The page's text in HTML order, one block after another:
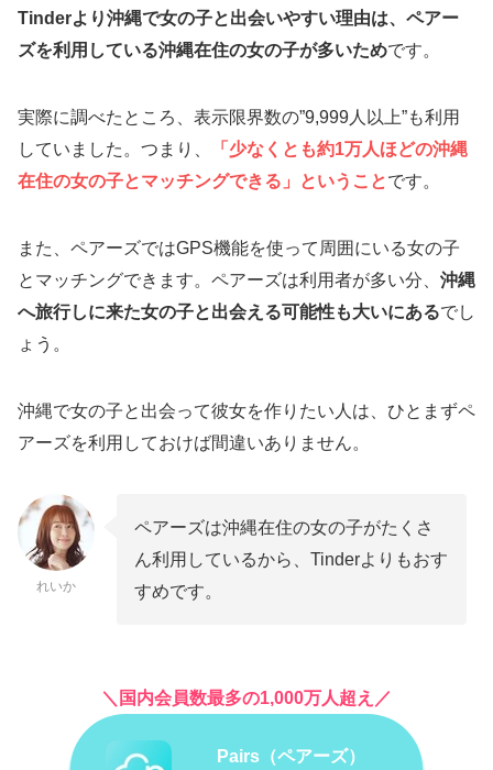
Tinderより沖縄で女の子と出会いやすい理由は、ペアー
ズを利用している沖縄在住の女の子が多いためです。
実際に調べたところ、表示限界数の”9,999人以上”も利用
していました。つまり、
「少なくとも約1万人ほどの沖縄
在住の女の子とマッチングできる」ということです。
また、ペアーズではGPS機能を使って周囲にいる女の子
とマッチングできます。ペアーズは利用者が多い分、 沖縄
へ旅行しに来た女の子と出会える可能性も大いにあるでし
ょう。
沖縄で女の子と出会って彼女を作りたい人は、ひとまずペ
アーズを利用しておけば間違いありません。
れいか
ペアーズは沖縄在住の女の子がたくさ
ん利用しているから、Tinderよりもおす
すめです。
＼国内会員数最多の1,000万人超え／
Pairs（ペアーズ）